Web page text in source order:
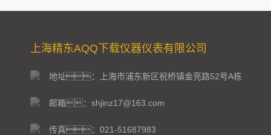
上海精东AQQ下载仪器仪表有限公司
地址：上海市浦东新区祝桥镇金亮路52号A栋
邮箱：shjinz17@163.com
传真：021-51687983